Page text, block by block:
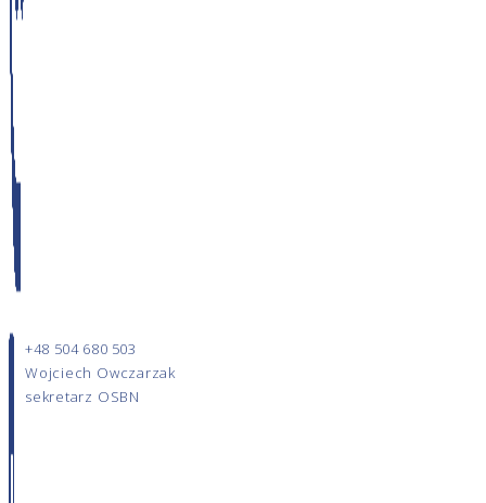
+48 504 680 503
Wojciech Owczarzak
sekretarz OSBN